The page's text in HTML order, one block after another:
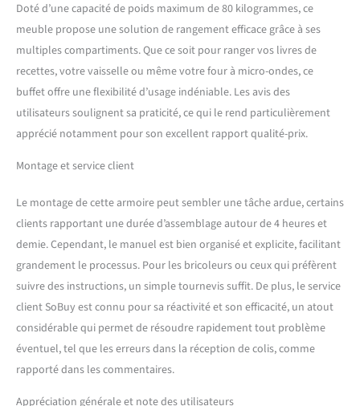
le salon ou l’entrée –
s’harmonise avec les décors
modernes ou rétro
Doté d’une capacité de poids maximum de 80 kilogrammes, ce
meuble propose une solution de rangement efficace grâce à ses
multiples compartiments. Que ce soit pour ranger vos livres de
recettes, votre vaisselle ou même votre four à micro-ondes, ce
buffet offre une flexibilité d’usage indéniable. Les avis des
utilisateurs soulignent sa praticité, ce qui le rend particulièrement
apprécié notamment pour son excellent rapport qualité-prix.
Montage et service client
Le montage de cette armoire peut sembler une tâche ardue, certains
clients rapportant une durée d’assemblage autour de 4 heures et
demie. Cependant, le manuel est bien organisé et explicite, facilitant
grandement le processus. Pour les bricoleurs ou ceux qui préfèrent
suivre des instructions, un simple tournevis suffit. De plus, le service
client SoBuy est connu pour sa réactivité et son efficacité, un atout
considérable qui permet de résoudre rapidement tout problème
éventuel, tel que les erreurs dans la réception de colis, comme
rapporté dans les commentaires.
Appréciation générale et note des utilisateurs